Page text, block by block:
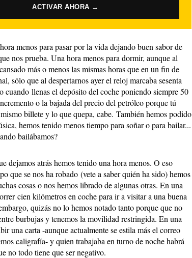
ACTIVAR AHORA →
menos para pasar por la vida dejando buen sabor de
nos prueba. Una hora menos para dormir, aunque al
más o menos las mismas horas que en un fin de
sólo que al despertarnos ayer el reloj marcaba sesenta
cuando llenas el depósito del coche poniendo siempre 50
o la bajada del precio del petróleo porque tú
billete y lo que quepa, cabe. También hemos podido
hemos tenido menos tiempo para soñar o para bailar...
bailábamos?
dejamos atrás hemos tenido una hora menos. O eso
que se nos ha robado (vete a saber quién ha sido) hemos
cosas o nos hemos librado de algunas otras. En una
cien kilómetros en coche para ir a visitar a una buena
quizás no lo hemos notado tanto porque que no
burbujas y tenemos la movilidad restringida. En una
una carta -aunque actualmente se estila más el correo
caligrafía- y quien trabajaba en turno de noche habrá
no todo tiene que ser negativo.